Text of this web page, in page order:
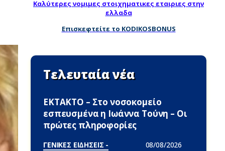
Καλύτερες νομιμες στοιχηματικες εταιριες στην
ελλαδα
Επισκεφτείτε το KODIKOSBONUS
Τελευταία νέα
ΕΚΤΑΚΤΟ – Στο νοσοκομείο
εσπευσμένα η Ιωάννα Τούνη – Οι
πρώτες πληροφορίες
ΓΕΝΙΚΕΣ ΕΙΔΗΣΕΙΣ -
08/08/2026